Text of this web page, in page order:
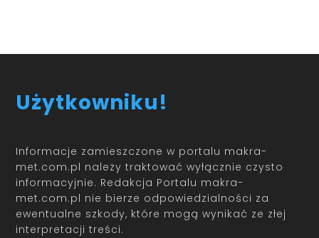
Użytkowniku!
Informacje zamieszczone w portalu makra-
met.com.pl należy traktować wyłącznie czysto
informacyjnie. Redakcja Portalu makra-
met.com.pl nie bierze odpowiedzialności za
ewentualne szkody, które mogą wynikać ze złej
interpretacji treści.